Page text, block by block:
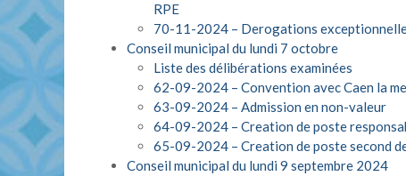
RPE
70-11-2024 – Derogations
Conseil municipal du lundi 7 octobre
Liste des délibérations examinées
62-09-2024 – Convention avec Caen la
63-09-2024 – Admission en non-valeur
64-09-2024 – Creation de poste
65-09-2024 – Creation de poste second
Conseil municipal du lundi 9 septembre 2024